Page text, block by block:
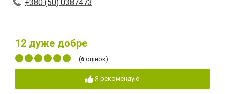
+380 (50) 0387473
12 дуже добре
(6 оцінок)
Я рекомендую